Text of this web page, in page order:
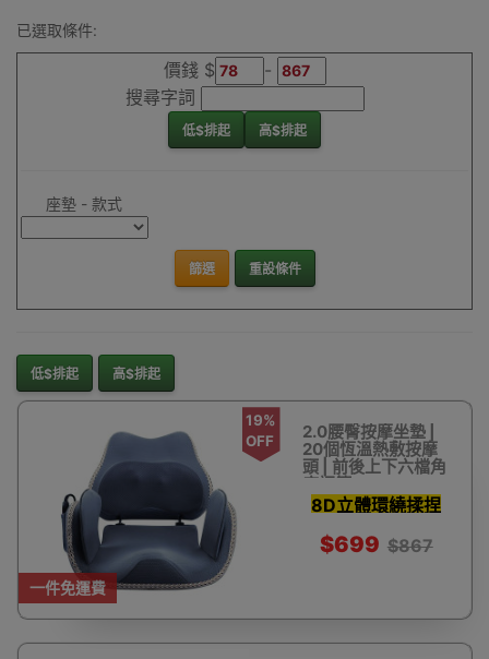
已選取條件:
價錢 $
-
搜尋字詞
低$排起 高$排起
座墊 - 款式
篩選 重設條件
低$排起 高$排起
一件免運費
19%
OFF
2.0腰臀按摩坐墊 |
20個恆溫熱敷按摩
頭 | 前後上下六檔角
度調節
8D立體環繞揉捏
靠背角度六檔調節
$699 $867